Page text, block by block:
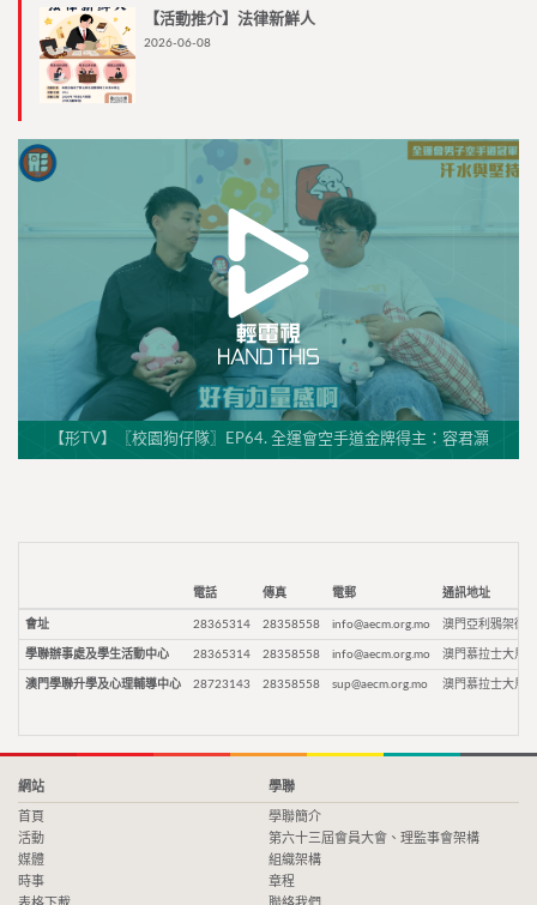
【活動推介】法律新鮮人
2026-06-08
【形TV】〖校園狗仔隊〗EP64. 全運會空手道金牌得主：容君灝
電話 傳真 電郵 通訊地址
會址 28365314 28358558 info@aecm.org.mo 澳門亞利鴉架街9
學聯辦事處及學生活動中心 28365314 28358558 info@aecm.org.mo 澳門慕拉士大馬
澳門學聯升學及心理輔導中心 28723143 28358558 sup@aecm.org.mo 澳門慕拉士大馬
網站
首頁
活動
媒體
時事
學聯
學聯簡介
第六十三屆會員大會、理監事會架構
組織架構
章程